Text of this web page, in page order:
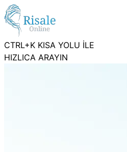
CTRL+K KISA YOLU İLE
HIZLICA ARAYIN